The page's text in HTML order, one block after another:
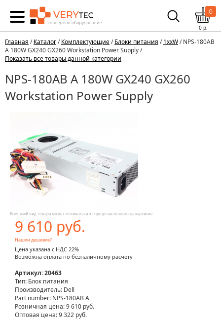
0
0р.
Главная /Каталог/Комплектующие/Блоки питания /1xxW/ NPS-180AB
A 180W GX240 GX260 Workstation Power Supply /
Показать все товары данной категории
NPS-180AB A 180W GX240 GX260
Workstation Power Supply
Внешний вид товара может отличаться от представленного на картинке
9 610 руб.
Нашли дешевле?
Цена указана с НДС 22%
Возможна оплата по безналичному расчету
Артикул: 20463
Тип: Блок питания
Производитель: Dell
Part number: NPS-180AB A
Розничная цена:9 610 руб.
Оптовая цена: 9 322 руб.